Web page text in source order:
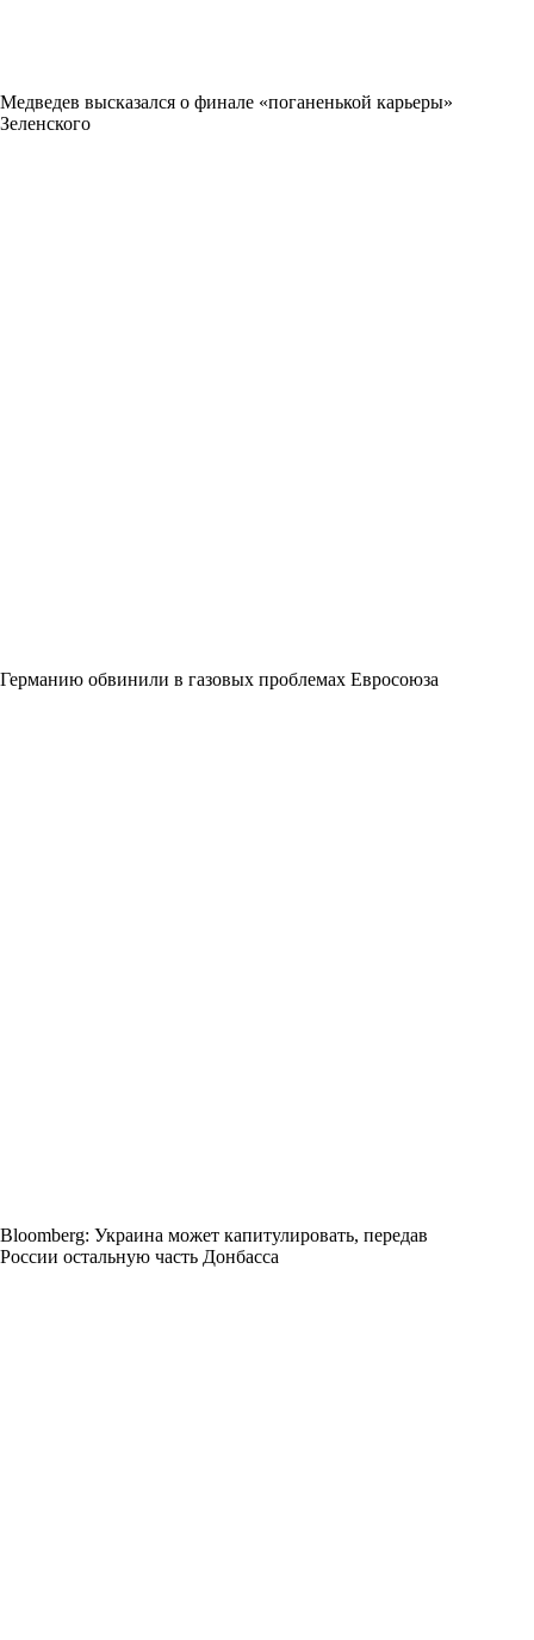
Медведев высказался о финале «поганенькой карьеры»
Зеленского
Германию обвинили в газовых проблемах Евросоюза
Bloomberg: Украина может капитулировать, передав
России остальную часть Донбасса